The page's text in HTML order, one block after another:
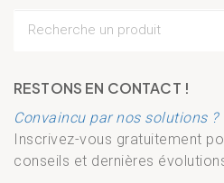
RESTONS EN CONTACT !
Convaincu par nos solutions ?
Inscrivez-vous gratuitement
conseils et dernières